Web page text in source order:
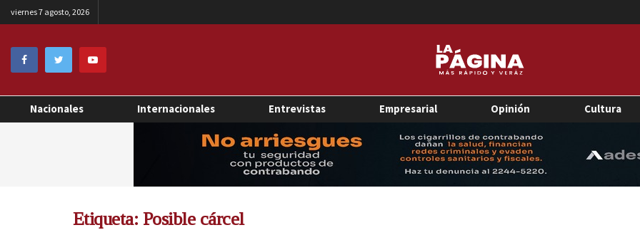
viernes 7 agosto, 2026
Nacionales Internacionales Entrevistas Empresarial Opinión Cultura
Etiqueta: Posible cárcel